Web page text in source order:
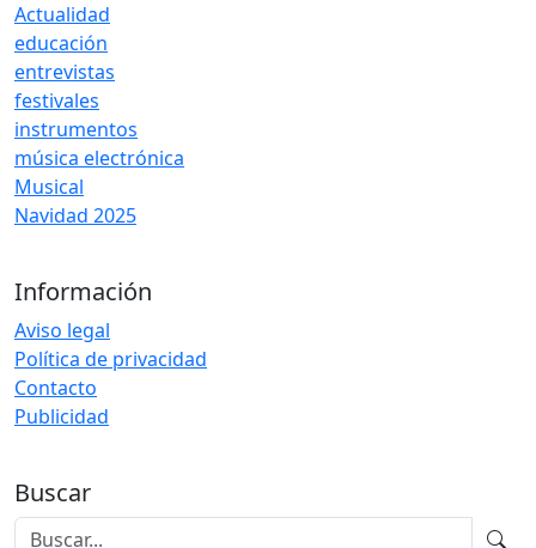
Actualidad
educación
entrevistas
festivales
instrumentos
música electrónica
Musical
Navidad 2025
Información
Aviso legal
Política de privacidad
Contacto
Publicidad
Buscar